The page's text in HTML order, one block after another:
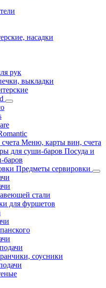
насадки
рук
выкладки
Меню, карты вин, счета
Посуда и
баров
Предметы сервировки
стали
для фуршетов
соусники